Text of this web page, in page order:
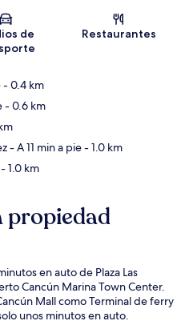
Sección del mapa
de
Restaurantes
- 0.4 km
- 0.6 km
- A 11 min a pie- 1.0 km
- 1.0 km
propiedad
en auto de Plaza Las
Cancún Marina Town Center.
Mall como Terminal de ferry
unos minutos en auto.